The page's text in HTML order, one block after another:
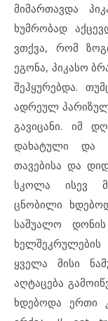
მიმართავდა
ხუმრობად
ვთქვა, რომ
ეგონა, პიკასო
შეჰყურებდა.
ადრეულ
გავიცანი. იმ
დახატული და
თავებისა და
სკოლა ისევ
ცნობილი
საშუალო დონის
ხელშეკრულების
ყველა მისი
აღტაცება
ხდებოდა ერთი